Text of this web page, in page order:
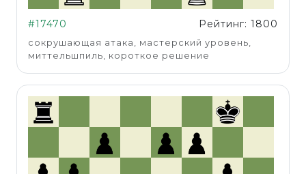
#17470 Рейтинг: 1800
сокрушающая атака, мастерский уровень,
миттельшпиль, короткое решение